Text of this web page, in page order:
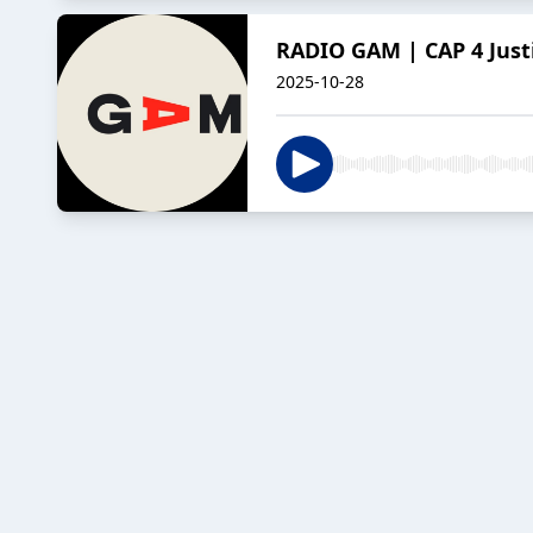
RADIO GAM | CAP 4
2025-10-28